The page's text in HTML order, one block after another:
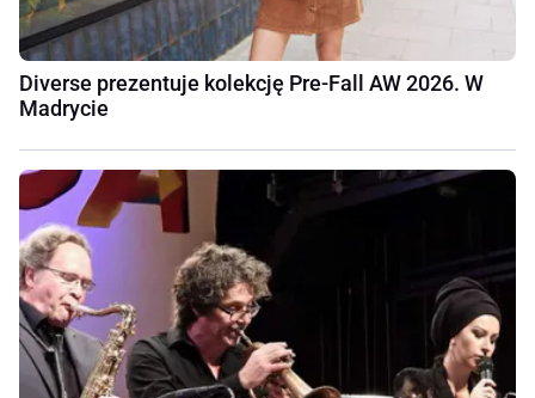
Diverse prezentuje kolekcję Pre-Fall AW 2026. W
Madrycie